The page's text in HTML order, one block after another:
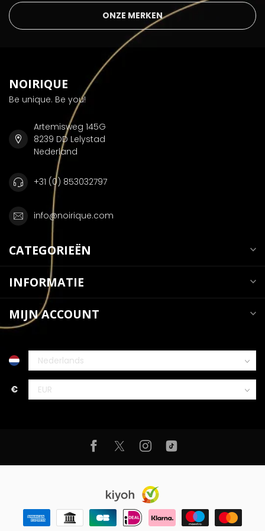
ONZE MERKEN
NOIRIQUE
Be unique. Be you!
Artemisweg 145G
8239 DD Lelystad
Nederland
+31 (0) 853032797
info@noirique.com
CATEGORIEËN
INFORMATIE
MIJN ACCOUNT
€